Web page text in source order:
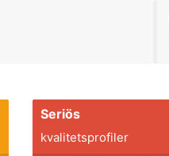
Seriös
kvalitetsprofiler